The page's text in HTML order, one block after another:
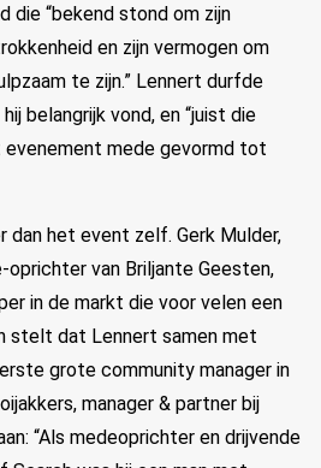
die “bekend stond om zijn
en zijn vermogen om
te zijn.” Lennert durfde
belangrijk vond, en “juist die
mede gevormd tot
dan het event zelf. Gerk Mulder,
oprichter van Briljante Geesten,
in de markt die voor velen een
stelt dat Lennert samen met
grote community manager in
manager & partner bij
“Als medeoprichter en drijvende